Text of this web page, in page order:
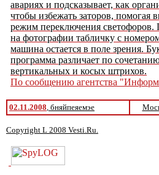
авариях и подсказывает, как
чтобы избежать заторов, помогая
режим переключения светофоров.
на фотографии табличку с
машина остается в поле зрения.
программа различает по
вертикальных и косых штрихов.
По сообщению агентства
02.11.2008, бняйпеяемэе
Copyright L 2008 Vesti.Ru.